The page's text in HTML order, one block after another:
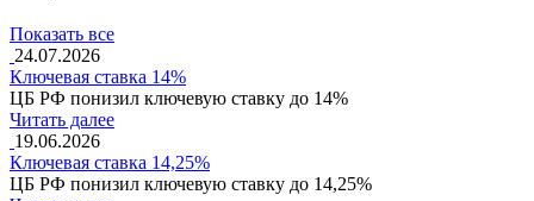
Показать все
24.07.2026
Ключевая ставка 14%
ЦБ РФ понизил ключевую ставку до 14%
Читать далее
19.06.2026
Ключевая ставка 14,25%
ЦБ РФ понизил ключевую ставку до 14,25%